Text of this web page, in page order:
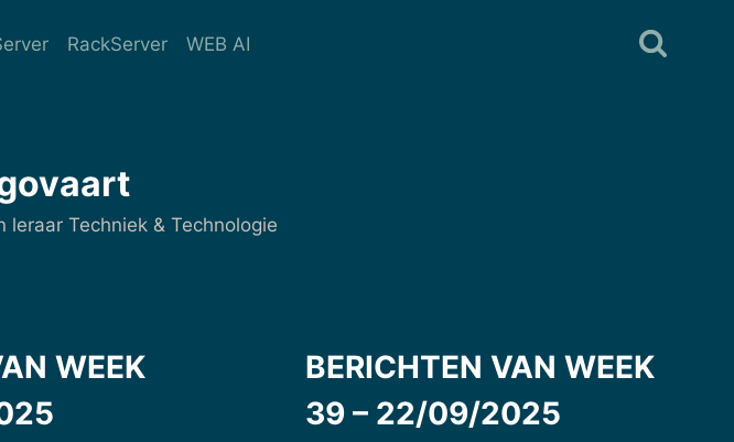
RackServer WEB AI
Techniek & Technologie
WEEK
BERICHTEN VAN WEEK
39 – 22/09/2025